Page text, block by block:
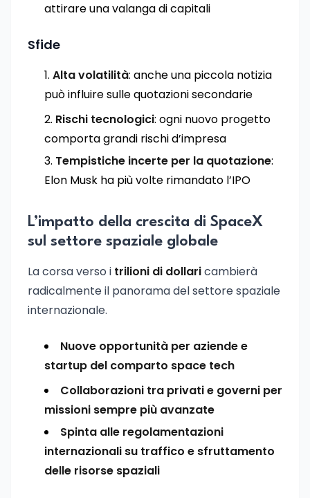
attirare una valanga di capitali
Sfide
Alta volatilità: anche una piccola notizia
può influire sulle quotazioni secondarie
Rischi tecnologici: ogni nuovo progetto
comporta grandi rischi d’impresa
Tempistiche incerte per la quotazione:
Elon Musk ha più volte rimandato l’IPO
L’impatto della crescita di SpaceX
sul settore spaziale globale
La corsa verso i trilioni di dollaricambierà
radicalmente il panorama del settore spaziale
internazionale.
Nuove opportunità per aziende e
startup del comparto space tech
Collaborazioni tra privati e governi per
missioni sempre più avanzate
Spinta alle regolamentazioni
internazionali su traffico e sfruttamento
delle risorse spaziali